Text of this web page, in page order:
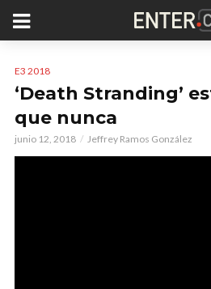
E3 2018
‘Death Stranding’
que nunca
junio 12, 2018 Jeffrey Ramos González